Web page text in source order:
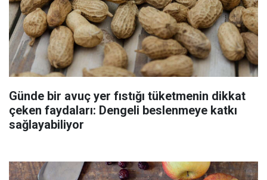
Günde bir avuç yer fıstığı tüketmenin dikkat
çeken faydaları: Dengeli beslenmeye katkı
sağlayabiliyor